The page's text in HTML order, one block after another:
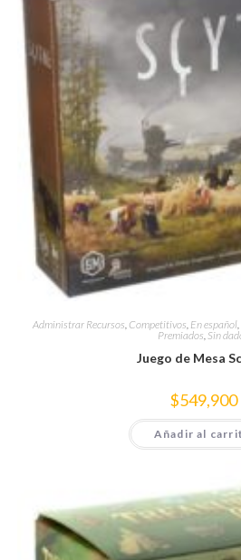
Administrar Recursos Competitivos En español,
Premiados Sin
Juego de Mesa
$549,900
Añadir al